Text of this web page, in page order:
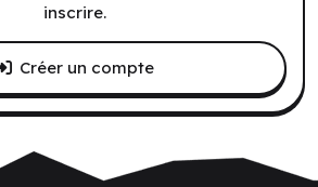
inscrire.
Créer un compte